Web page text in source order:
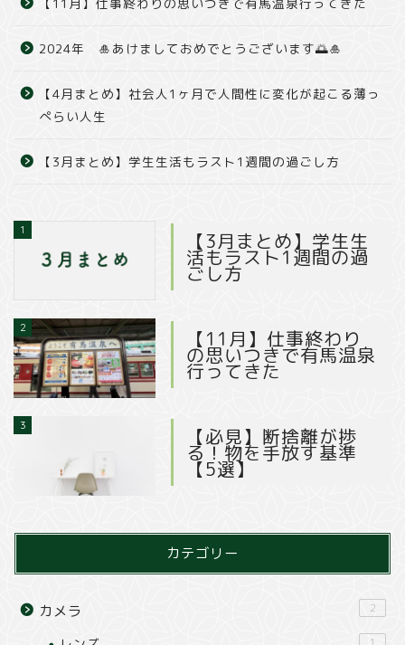
2024年 🎍あけましておめでとうございます🌅🎍
【4月まとめ】社会人1ヶ月で人間性に変化が起こる薄っ
ぺらい人生
【3月まとめ】学生生活もラスト1週間の過ごし方
1 【3月まとめ】学生生
活もラスト1週間の過
ごし方
2 【11月】仕事終わり
の思いつきで有馬温泉
行ってきた
3 【必見】断捨離が捗
る！物を手放す基準
【5選】
カテゴリー
カメラ 2